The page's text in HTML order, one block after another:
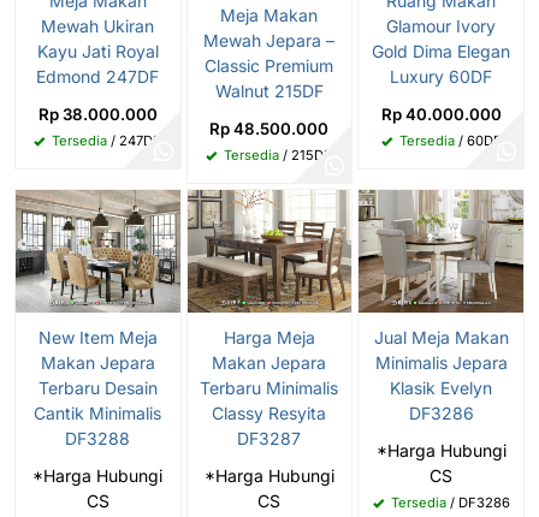
Mewah Ukiran
Kayu Jati Royal
Edmond 247DF
Rp 38.000.000
Tersedia / 247DF
Meja Makan
Mewah Jepara –
Classic Premium
Walnut 215DF
Rp 48.500.000
Tersedia / 215DF
Glamour Ivory
Gold Dima Elegan
Luxury 60DF
Rp 40.000.000
Tersedia/ 60DF
New Item Meja
Makan Jepara
Terbaru Desain
Cantik Minimalis
DF3288
*Harga Hubungi
CS
Harga Meja
Makan Jepara
Terbaru Minimalis
Classy Resyita
DF3287
*Harga Hubungi
CS
Jual Meja Makan
Minimalis Jepara
Klasik Evelyn
DF3286
*Harga Hubungi
CS
Tersedia/ DF3286